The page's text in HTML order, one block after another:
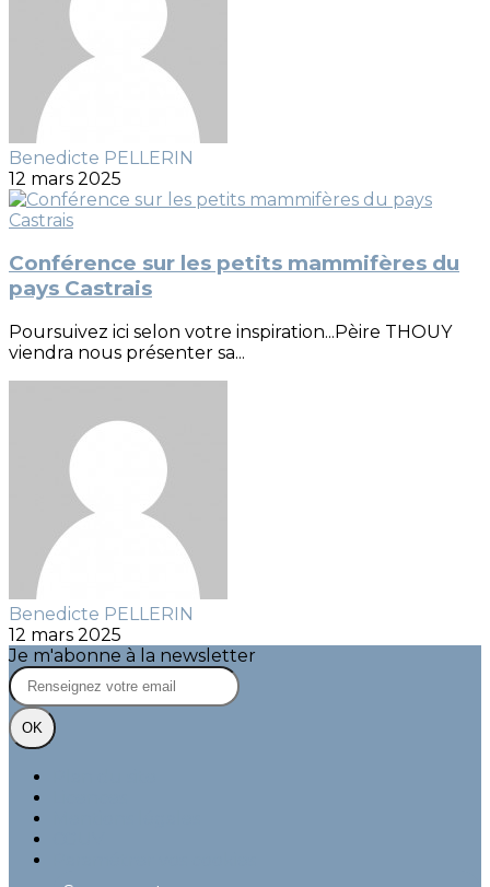
Benedicte PELLERIN
12 mars 2025
Conférence sur les petits mammifères du
pays Castrais
Poursuivez ici selon votre inspiration...Pèire THOUY
viendra nous présenter sa...
Benedicte PELLERIN
12 mars 2025
Je m'abonne à la newsletter
OK